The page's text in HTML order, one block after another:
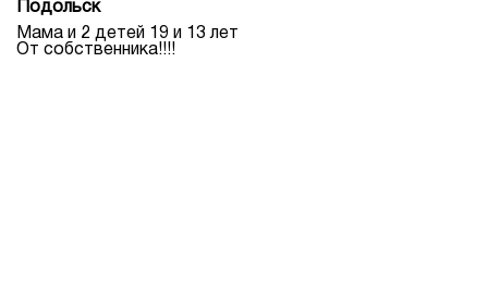
Подольск
Мама и 2 детей 19 и 13 лет
От собственника!!!!